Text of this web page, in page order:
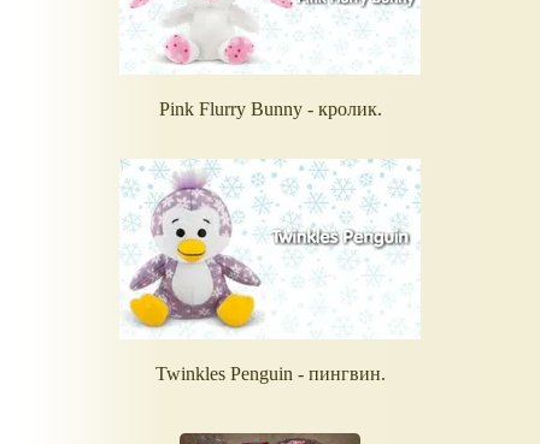
Pink Flurry Bunny - кролик.
Twinkles Penguin - пингвин.